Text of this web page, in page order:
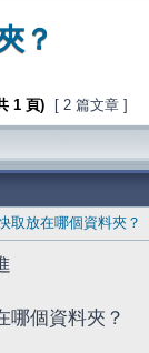
？
1 頁) [ 2 篇文章 ]
取放在哪個資料夾？
哪個資料夾？